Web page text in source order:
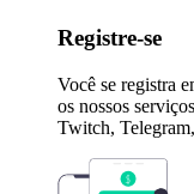
Registre-se
Você se registra
os nossos
Twitch,